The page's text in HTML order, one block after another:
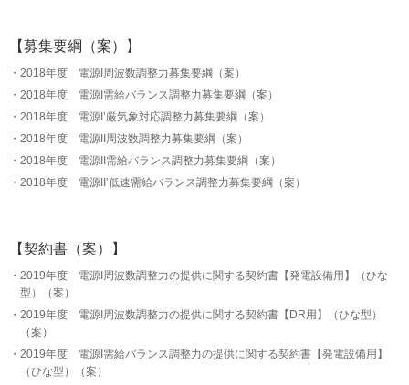
【募集要綱（案）】
2018年度 電源I周波数調整力募集要綱（案）
2018年度 電源I需給バランス調整力募集要綱（案）
2018年度 電源I’厳気象対応調整力募集要綱（案）
2018年度 電源II周波数調整力募集要綱（案）
2018年度 電源II需給バランス調整力募集要綱（案）
2018年度 電源II’低速需給バランス調整力募集要綱（案）
【契約書（案）】
2019年度 電源I周波数調整力の提供に関する契約書【発電設備用】（ひな
型）（案）
2019年度 電源I周波数調整力の提供に関する契約書【DR用】（ひな型）
（案）
2019年度 電源I需給バランス調整力の提供に関する契約書【発電設備用】
（ひな型）（案）